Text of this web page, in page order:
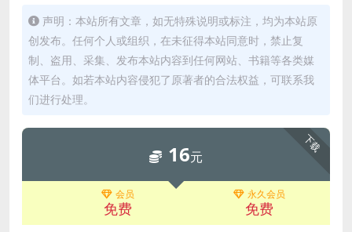
声明：本站所有文章，如无特殊说明或标注，均为本站原
创发布。任何个人或组织，在未征得本站同意时，禁止复
制、盗用、采集、发布本站内容到任何网站、书籍等各类媒
体平台。如若本站内容侵犯了原著者的合法权益，可联系我
们进行处理。
下载
16元
会员
免费
永久会员
免费